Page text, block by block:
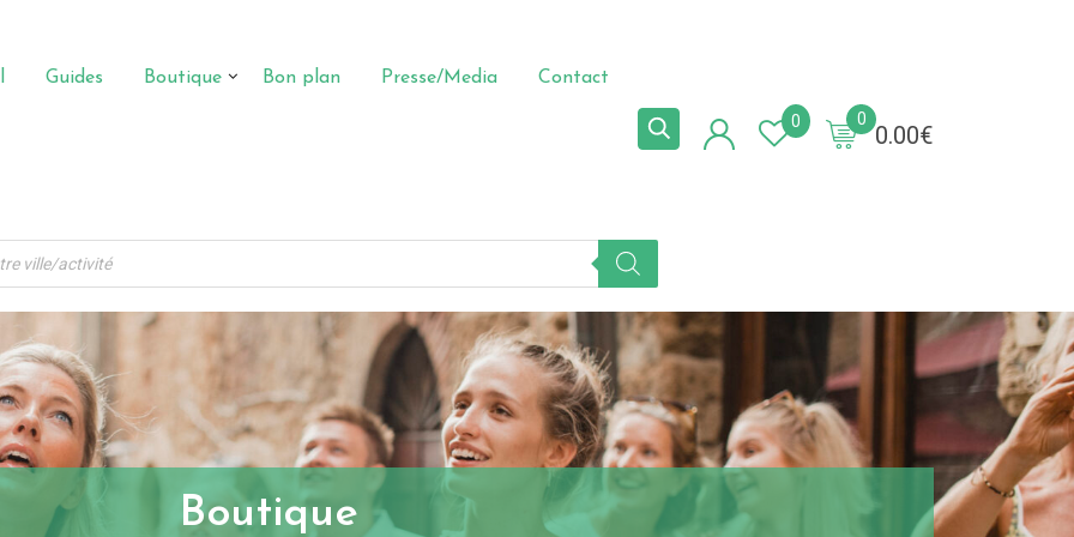
Guides Boutique Bon plan Presse/Media Contact
0.00€
0
0
Boutique